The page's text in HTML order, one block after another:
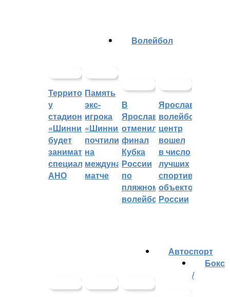
Территорией
у
стадиона
«Шинник»
будет
заниматься
специальное
АНО
Память
экс-
игрока
«Шинника»
почтили
на
международном
матче
Волейбол
В
Ярославле
отменили
финал
Кубка
России
по
пляжному
волейболу
Ярославский
волейбольный
центр
вошел
в число
лучших
спортивных
объектов
России
Автоспорт
Бокс
/